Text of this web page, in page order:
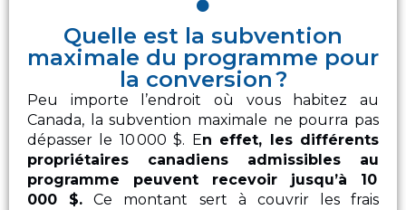
Quelle est la subvention
maximale du programme pour
la conversion ?
Peu importe l’endroit où vous habitez au
Canada, la subvention maximale ne pourra pas
dépasser le 10 000 $. En effet, les différents
propriétaires canadiens admissibles au
programme peuvent recevoir jusqu’à 10
000 $. Ce montant sert à couvrir les frais